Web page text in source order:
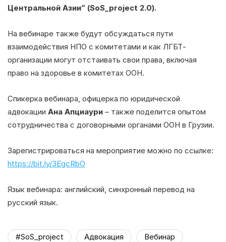
Центральной Азии” (SoS_project 2.0).
На вебинаре также будут обсуждаться пути
взаимодействия НПО с комитетами и как ЛГБТ-
организации могут отстаивать свои права, включая
право на здоровье в комитетах ООН.
Спикерка вебинара, офицерка по юридической
адвокации Ана Апциаури – также поделится опытом
сотрудничества с договорными органами ООН в Грузии.
Зарегистрироваться на мероприятие можно по ссылке:
https://bit.ly/3EgcRbO
Язык вебинара: английский, синхронный перевод на
русский язык.
#SoS_project Адвокация
Вебинар